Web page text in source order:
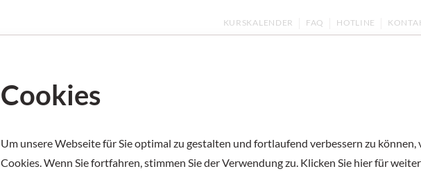
KURSKALENDER FAQ HOTLINE
Klopfdiktate
Cookies
Um unsere Webseite für Sie optimal zu gestalten und fortlaufend verbessern zu
Cookies. Wenn Sie fortfahren, stimmen Sie der Verwendung zu. Klicken Sie hier für